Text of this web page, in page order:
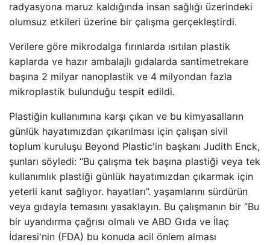
radyasyona maruz kaldığında insan sağlığı üzerindeki
olumsuz etkileri üzerine bir çalışma gerçekleştirdi.
Verilere göre mikrodalga fırınlarda ısıtılan plastik
kaplarda ve hazır ambalajlı gıdalarda santimetrekare
başına 2 milyar nanoplastik ve 4 milyondan fazla
mikroplastik bulunduğu tespit edildi.
Plastiğin kullanımına karşı çıkan ve bu kimyasalların
günlük hayatımızdan çıkarılması için çalışan sivil
toplum kuruluşu Beyond Plastic'in başkanı Judith Enck,
şunları söyledi: “Bu çalışma tek başına plastiği veya tek
kullanımlık plastiği günlük hayatımızdan çıkarmak için
yeterli kanıt sağlıyor. hayatları”. yaşamlarını sürdürün
veya gıdayla temasını yasaklayın. Bu çalışmanın bir “Bu
bir uyandırma çağrısı olmalı ve ABD Gıda ve İlaç
İdaresi'nin (FDA) bu konuda acil önlem alması